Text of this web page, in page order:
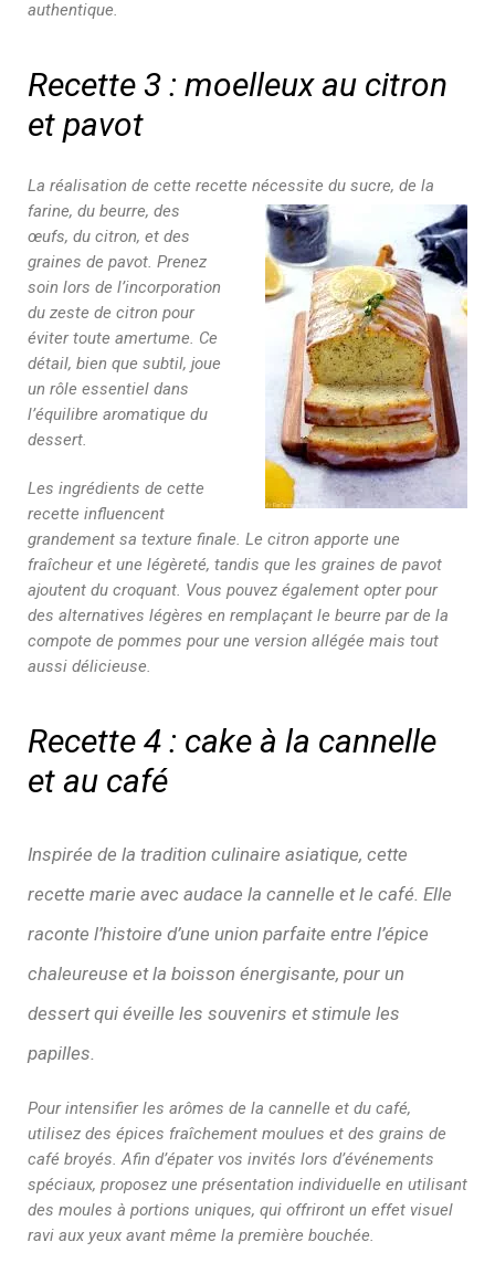
authentique.
Recette 3 : moelleux au citron
et pavot
La réalisation de cette recette nécessite du sucre, de la
farine, du beurre, des
œufs, du citron, et des
graines de pavot. Prenez
soin lors de l’incorporation
du zeste de citron pour
éviter toute amertume. Ce
détail, bien que subtil, joue
un rôle essentiel dans
l’équilibre aromatique du
dessert.
Les ingrédients de cette
recette influencent
grandement sa texture finale. Le citron apporte une
fraîcheur et une légèreté, tandis que les graines de pavot
ajoutent du croquant. Vous pouvez également opter pour
des alternatives légères en remplaçant le beurre par de la
compote de pommes pour une version allégée mais tout
aussi délicieuse.
Recette 4 : cake à la cannelle
et au café
Inspirée de la tradition culinaire asiatique, cette
recette marie avec audace la cannelle et le café. Elle
raconte l’histoire d’une union parfaite entre l’épice
chaleureuse et la boisson énergisante, pour un
dessert qui éveille les souvenirs et stimule les
papilles.
Pour intensifier les arômes de la cannelle et du café,
utilisez des épices fraîchement moulues et des grains de
café broyés. Afin d’épater vos invités lors d’événements
spéciaux, proposez une présentation individuelle en utilisant
des moules à portions uniques, qui offriront un effet visuel
ravi aux yeux avant même la première bouchée.